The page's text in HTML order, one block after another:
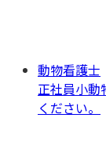
動物看護士
正社員小動
ください。